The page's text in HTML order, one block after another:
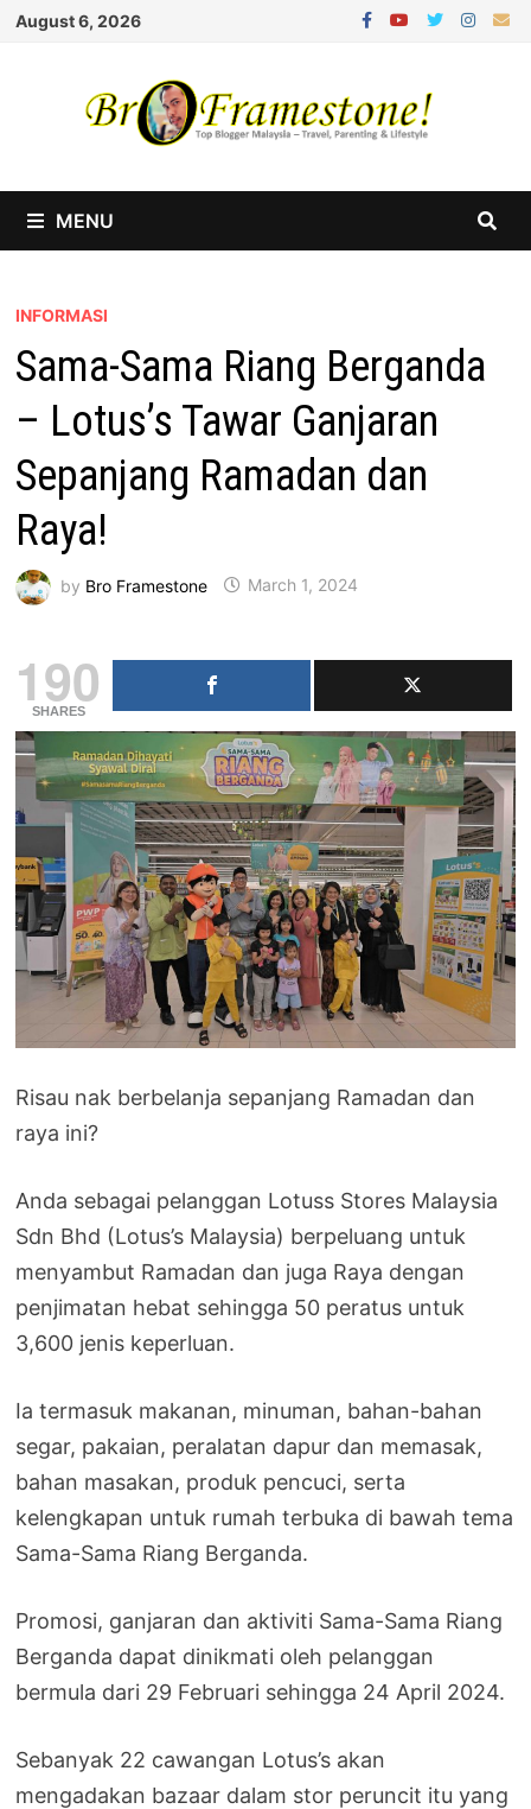
Skip
August 6, 2026
MENU
INFORMASI
Sama-Sama Riang Berganda
– Lotus’s Tawar Ganjaran
Sepanjang Ramadan dan
Raya!
by Bro Framestone March 1, 2024
190
SHARES
Risau nak berbelanja sepanjang Ramadan dan
raya ini?
Anda sebagai pelanggan Lotuss Stores Malaysia
Sdn Bhd (Lotus’s Malaysia) berpeluang untuk
menyambut Ramadan dan juga Raya dengan
penjimatan hebat sehingga 50 peratus untuk
3,600 jenis keperluan.
Ia termasuk makanan, minuman, bahan-bahan
segar, pakaian, peralatan dapur dan memasak,
bahan masakan, produk pencuci, serta
kelengkapan untuk rumah terbuka di bawah tema
Sama-Sama Riang Berganda.
Promosi, ganjaran dan aktiviti Sama-Sama Riang
Berganda dapat dinikmati oleh pelanggan
bermula dari 29 Februari sehingga 24 April 2024.
Sebanyak 22 cawangan Lotus’s akan
mengadakan bazaar dalam stor peruncit itu yang